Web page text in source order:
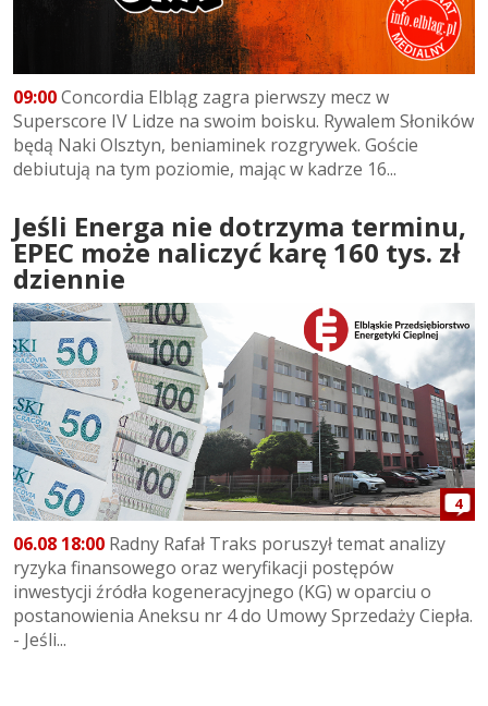
09:00Concordia Elbląg zagra pierwszy mecz w
Superscore IV Lidze na swoim boisku. Rywalem Słoników
będą Naki Olsztyn, beniaminek rozgrywek. Goście
debiutują na tym poziomie, mając w kadrze 16...
Jeśli Energa nie dotrzyma terminu,
EPEC może naliczyć karę 160 tys. zł
dziennie
4
06.08 18:00 Radny Rafał Traks poruszył temat analizy
ryzyka finansowego oraz weryfikacji postępów
inwestycji źródła kogeneracyjnego (KG) w oparciu o
postanowienia Aneksu nr 4 do Umowy Sprzedaży Ciepła.
- Jeśli...